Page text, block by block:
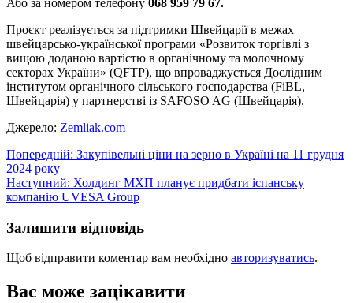
Проєкт реалізується за підтримки Швейцарії в межах
швейцарсько-української програми «Розвиток торгівлі з
вищою доданою вартістю в органічному та молочному
секторах України» (QFTP), що впроваджується Дослідним
інститутом органічного сільського господарства (FiBL,
Швейцарія) у партнерстві із SAFOSO AG (Швейцарія).
Джерело: Zemliak.com
Навігація
записів
Попередній: Закупівельні ціни на зерно в Україні на 11 грудня
2024 року
Наступний: Холдинг МХП планує придбати іспанську
компанію UVESA Group
Залишити відповідь
Щоб відправити коментар вам необхідно авторизуватись.
Вас може зацікавити